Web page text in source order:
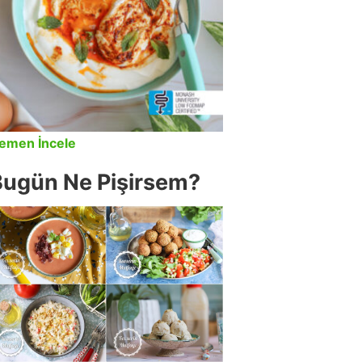
İncele
Ne Pişirsem?